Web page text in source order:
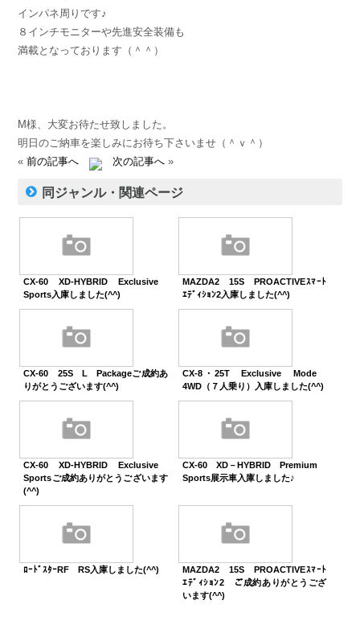
インパネ周りです♪
８インチモニターや先進安全装備も
満載となっております（＾＾）
M様、大変お待たせ致しました。
明日のご納車を楽しみにお待ち下さいませ（＾ｖ＾）
«前の記事へ 次の記事へ »
同ジャンル・関連ページ
CX-60 XD-HYBRID Exclusive
Sports入庫しました(^^)
MAZDA2 15S PROACTIVEｽﾏｰﾄ
ｴﾃﾞｨｼｮﾝ2入庫しました(^^)
CX-60 25S L Packageご成約あ
りがとうございます(^^)
CX-8・25T Exclusive Mode
4WD（７人乗り）入庫しました(^^)
CX-60 XD-HYBRID Exclusive
Sportsご成約ありがとうございます
(^^)
CX-60 XD－HYBRID Premium
Sports展示車入庫しました♪
ﾛｰﾄﾞｽﾀｰRF RS入庫しました(^^)
MAZDA2 15S PROACTIVEｽﾏｰﾄ
ｴﾃﾞｨｼｮﾝ2 ご成約ありがとうござ
います(^^)